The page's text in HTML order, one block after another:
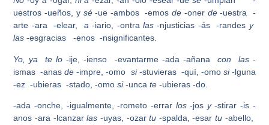
uestros -ueños, ysé-ue -ambos -emosde -oner de-uestra -
arte -ara -elear,a -iario, -ontra las -njusticias -ás -randes y
las -esgracias -enos -nsignificantes.
Yo, ya te lo -ije, -ienso -evantarme -ada -añana con las-
ismas -anasde -impre, -omo si-stuvieras -quí, -omo si-lguna
-ez -ubieras -stado, -omosi-uncate -ubieras -do.
-ada -onche, -igualmente, -rometo -errar los-jos y-stirar -is -
anos -ara -lcanzarlas -uyas, -ozartu -spalda, -esartu -abello,